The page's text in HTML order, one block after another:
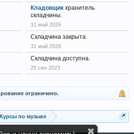
Кладовщик хранитель
складчины.
31 май 2026
Складчина закрыта.
31 май 2026
Складчина доступна.
25 сен 2023
ограничено.
Курсы по музыке